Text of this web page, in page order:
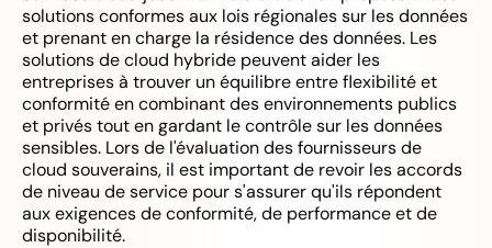
solutions conformes aux lois régionales sur les données
et prenant en charge la résidence des données. Les
solutions de cloud hybride peuvent aider les
entreprises à trouver un équilibre entre flexibilité et
conformité en combinant des environnements publics
et privés tout en gardant le contrôle sur les données
sensibles. Lors de l'évaluation des fournisseurs de
cloud souverains, il est important de revoir les accords
de niveau de service pour s'assurer qu'ils répondent
aux exigences de conformité, de performance et de
disponibilité.